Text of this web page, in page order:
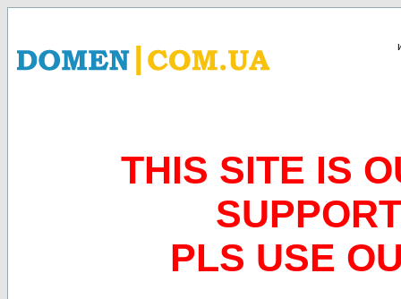
THIS SITE IS
PLS USE